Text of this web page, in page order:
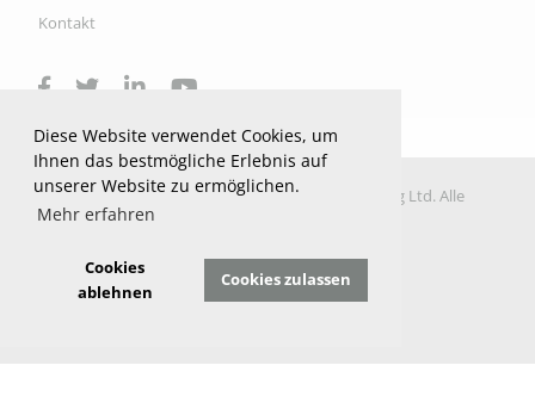
Diese Website verwendet Cookies, um
Ihnen das bestmögliche Erlebnis auf
unserer Website zu ermöglichen.
Mehr erfahren
Cookies
ablehnen
Cookies zulassen
Kontakt
© 2026 Copyright H&T Industrial Ltd Manufacturing Ltd. Alle
Rechte vorbehalten.
Datenschutzrichtlinie
Datenschutzeinstellungen